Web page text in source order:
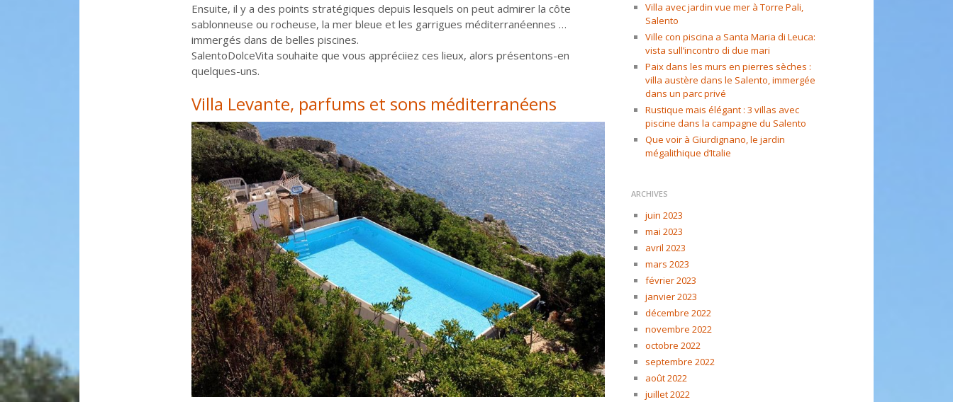
Ensuite, il y a des points stratégiques depuis lesquels on peut admirer la côte
sablonneuse ou rocheuse, la mer bleue et les garrigues méditerranéennes …
immergés dans de belles piscines.
SalentoDolceVita souhaite que vous appréciiez ces lieux, alors présentons-en
quelques-uns.
Villa Levante, parfums et sons méditerranéens
Villa avec jardin vue mer à Torre Pali,
Salento
Ville con piscina a Santa Maria di Leuca:
vista sull’incontro di due mari
Paix dans les murs en pierres sèches :
villa austère dans le Salento, immergée
dans un parc privé
Rustique mais élégant : 3 villas avec
piscine dans la campagne du Salento
Que voir à Giurdignano, le jardin
mégalithique d’Italie
ARCHIVES
juin 2023
mai 2023
avril 2023
mars 2023
février 2023
janvier 2023
décembre 2022
novembre 2022
octobre 2022
septembre 2022
août 2022
juillet 2022